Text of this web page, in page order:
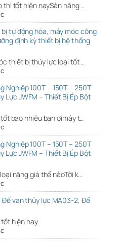
thì tốt hiện naySàn nâng …
tự động hóa, máy móc công
định kỳ thiết bị hệ thống
thiết bị thủy lực loại tốt …
Nghiệp 100T – 150T – 250T
Lực JWFM – Thiết Bị Ép Bột
bao nhiêu bạn ơimáy t…
Nghiệp 100T – 150T – 250T
Lực JWFM – Thiết Bị Ép Bột
nặng giá thế nàoTời k…
Đế van thủy lực MA03-2, Đế
hiện nay